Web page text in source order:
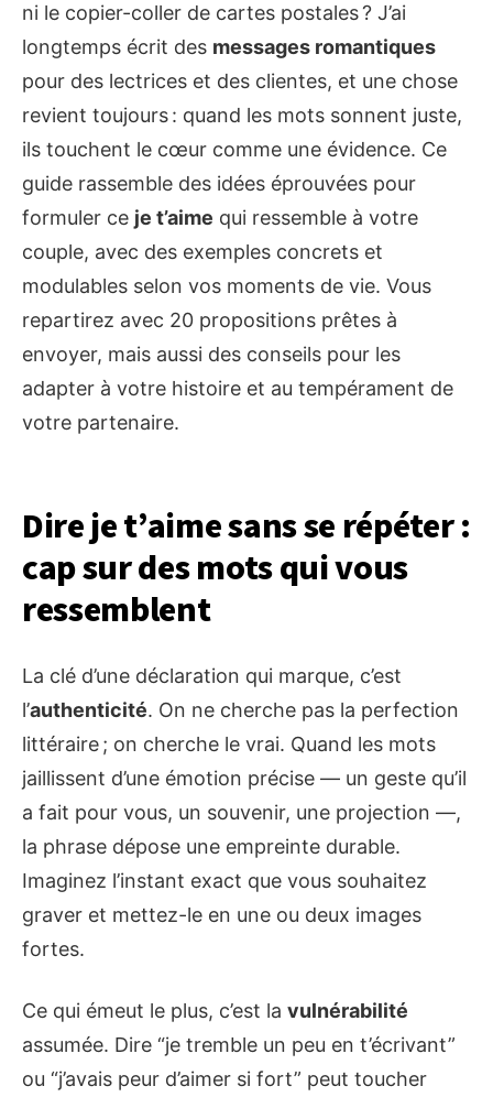
ni le copier-coller de cartes postales ? J’ai
longtemps écrit des messages romantiques
pour des lectrices et des clientes, et une chose
revient toujours : quand les mots sonnent juste,
ils touchent le cœur comme une évidence. Ce
guide rassemble des idées éprouvées pour
formuler ce je t’aime qui ressemble à votre
couple, avec des exemples concrets et
modulables selon vos moments de vie. Vous
repartirez avec 20 propositions prêtes à
envoyer, mais aussi des conseils pour les
adapter à votre histoire et au tempérament de
votre partenaire.
Dire je t’aime sans se répéter :
cap sur des mots qui vous
ressemblent
La clé d’une déclaration qui marque, c’est
l’authenticité. On ne cherche pas la perfection
littéraire ; on cherche le vrai. Quand les mots
jaillissent d’une émotion précise — un geste qu’il
a fait pour vous, un souvenir, une projection —,
la phrase dépose une empreinte durable.
Imaginez l’instant exact que vous souhaitez
graver et mettez-le en une ou deux images
fortes.
Ce qui émeut le plus, c’est la vulnérabilité
assumée. Dire “je tremble un peu en t’écrivant”
ou “j’avais peur d’aimer si fort” peut toucher